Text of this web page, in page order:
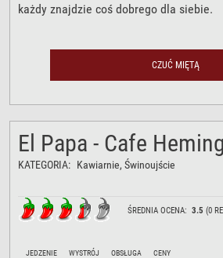
każdy znajdzie coś dobrego dla siebie.
CZUĆ MIĘTĄ
El Papa - Cafe
KATEGORIA: Kawiarnie, Świnoujście
ŚREDNIA OCENA:3.5 (0
JEDZENIE WYSTRÓJ OBSŁUGA CENY